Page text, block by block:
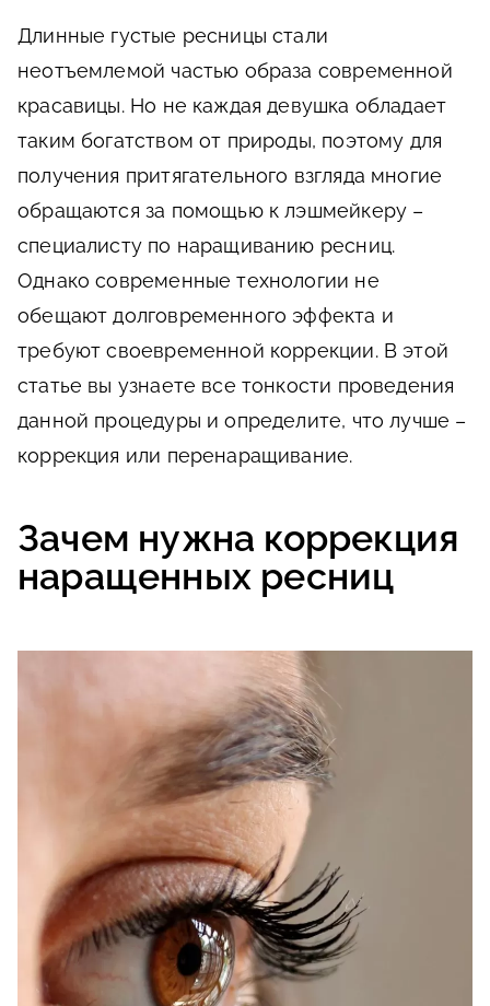
Длинные густые ресницы стали
неотъемлемой частью образа современной
красавицы. Но не каждая девушка обладает
таким богатством от природы, поэтому для
получения притягательного взгляда многие
обращаются за помощью к лэшмейкеру –
специалисту по наращиванию ресниц.
Однако современные технологии не
обещают долговременного эффекта и
требуют своевременной коррекции. В этой
статье вы узнаете все тонкости проведения
данной процедуры и определите, что лучше –
коррекция или перенаращивание.
Зачем нужна коррекция
наращенных ресниц